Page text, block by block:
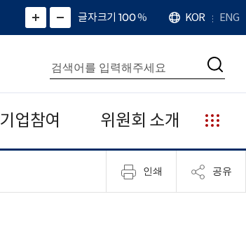
화
면
면
소
확
대
치
글자크기 100%
언
어
KOR ENG
통
합
검
색
검
기업참여 위원회 소개
누
리
집
안
인쇄 공유